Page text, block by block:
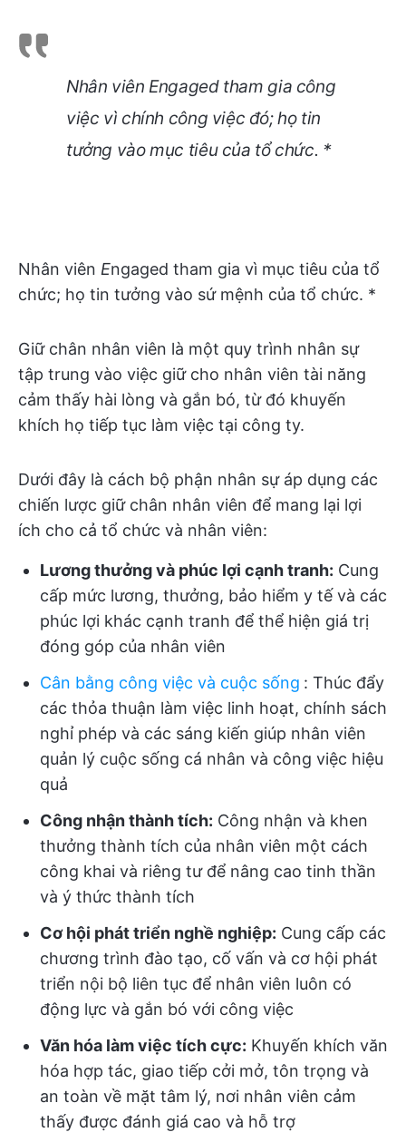
Nhân viênEngaged tham gia công
việc vì chính công việc đó; họ tin
tưởng vào mục tiêu của tổ chức. *
Nhân viên Engaged tham gia vì mục tiêu của tổ
chức; họ tin tưởng vào sứ mệnh của tổ chức. *
Giữ chân nhân viên là một quy trình nhân sự
tập trung vào việc giữ cho nhân viên tài năng
cảm thấy hài lòng và gắn bó, từ đó khuyến
khích họ tiếp tục làm việc tại công ty.
Dưới đây là cách bộ phận nhân sự áp dụng các
chiến lược giữ chân nhân viên để mang lại lợi
ích cho cả tổ chức và nhân viên:
Lương thưởng và phúc lợi cạnh tranh: Cung
cấp mức lương, thưởng, bảo hiểm y tế và các
phúc lợi khác cạnh tranh để thể hiện giá trị
đóng góp của nhân viên
Cân bằng công việc và cuộc sống : Thúc đẩy
các thỏa thuận làm việc linh hoạt, chính sách
nghỉ phép và các sáng kiến giúp nhân viên
quản lý cuộc sống cá nhân và công việc hiệu
quả
Công nhận thành tích: Công nhận và khen
thưởng thành tích của nhân viên một cách
công khai và riêng tư để nâng cao tinh thần
và ý thức thành tích
Cơ hội phát triển nghề nghiệp: Cung cấp các
chương trình đào tạo, cố vấn và cơ hội phát
triển nội bộ liên tục để nhân viên luôn có
động lực và gắn bó với công việc
Văn hóa làm việc tích cực: Khuyến khích văn
hóa hợp tác, giao tiếp cởi mở, tôn trọng và
an toàn về mặt tâm lý, nơi nhân viên cảm
thấy được đánh giá cao và hỗ trợ